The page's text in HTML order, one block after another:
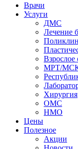
Врачи
Услуги
ДМС
Лечение
Взрослое
МРТ/
Хирургия
ОМС
НМО
Цены
Полезное
Акции